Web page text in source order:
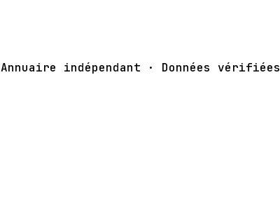
Annuaire indépendant · Données vérifiées